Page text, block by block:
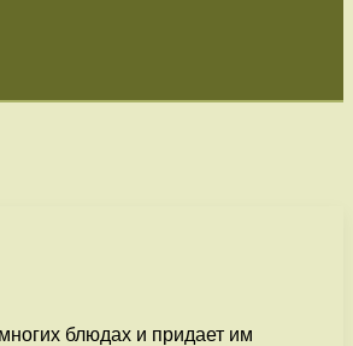
блюдах и придает им